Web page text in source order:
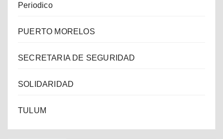
Periodico
PUERTO MORELOS
SECRETARIA DE SEGURIDAD
SOLIDARIDAD
TULUM